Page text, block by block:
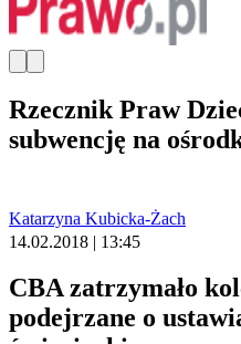
Rzecznik Praw
subwencję na
Katarzyna Kubicka-Żach
14.02.2018 | 13:45
CBA zatrzymało
podejrzane o